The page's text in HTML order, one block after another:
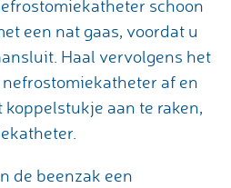
schoon
een nat gaas, voordat u
Haal vervolgens het
af en
aan te raken,
de beenzak een